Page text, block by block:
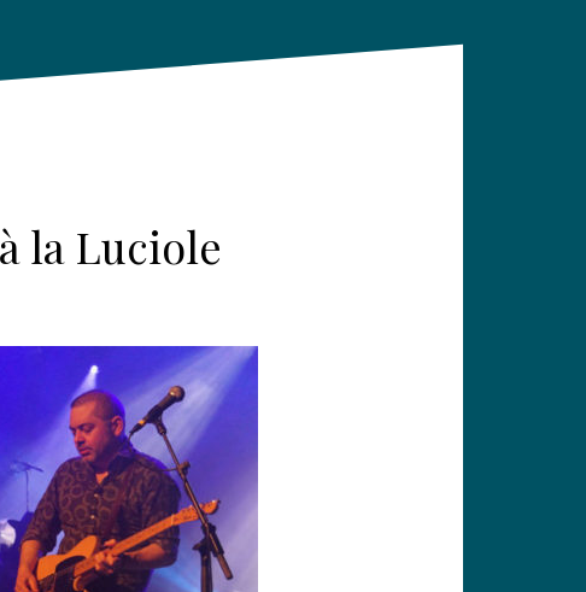
la Luciole